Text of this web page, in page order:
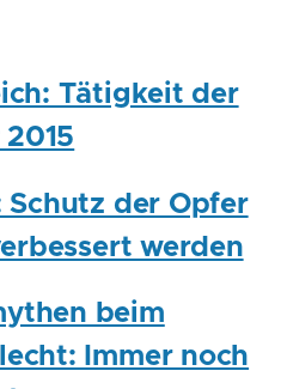
Tätigkeit der
der Opfer
werden
beim
Immer noch